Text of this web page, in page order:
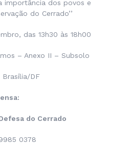
importância dos povos e
do Cerrado’’
das 13h30 às 18h00
– Anexo II – Subsolo
DF
do Cerrado
0378